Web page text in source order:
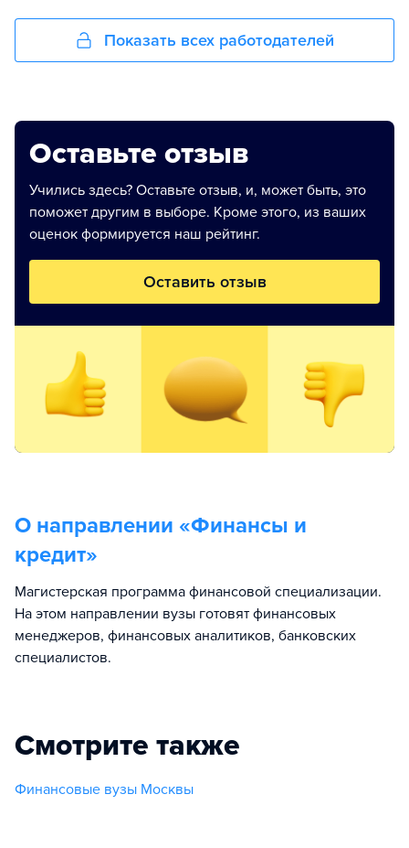
Показать всех работодателей
Оставьте отзыв
Учились здесь? Оставьте отзыв, и, может быть, это
поможет другим в выборе. Кроме этого, из ваших
оценок формируется наш рейтинг.
Оставить отзыв
О направлении «Финансы и
кредит»
Магистерская программа финансовой специализации.
На этом направлении вузы готовят финансовых
менеджеров, финансовых аналитиков, банковских
специалистов.
Смотрите также
Финансовые вузы Москвы